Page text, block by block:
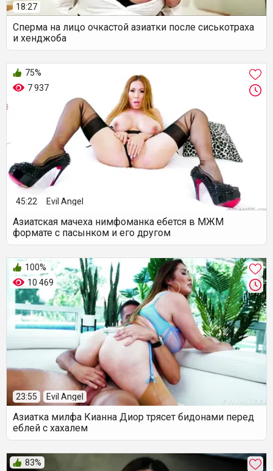
18:27
Сперма на лицо очкастой азиатки после сиськотраха
и хенджоба
7 937
75%
45:22 Evil Angel
Азиатская мачеха нимфоманка ебется в МЖМ
формате с пасынком и его другом
10 469
100%
23:55 Evil Angel
Азиатка милфа Кианна Диор трясет бидонами перед
еблей с хахалем
83%